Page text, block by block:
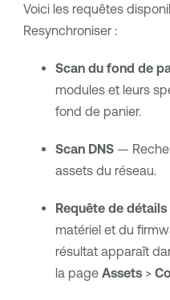
Voici les requêtes
Resynchroniser :
Scan du fond de
modules et leurs
fond de panier.
Scan DNS—
assets du réseau.
Requête de détails
matériel et du
résultat apparaît
la page Assets>